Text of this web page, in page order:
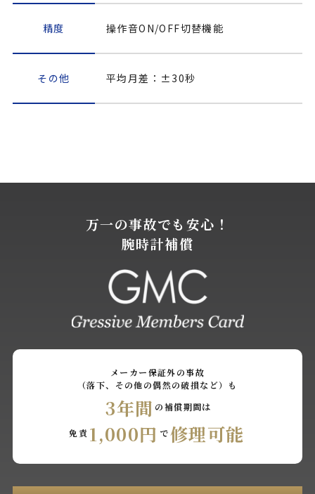
精度 操作音ON/OFF切替機能
その他 平均月差：±30秒
万一の事故でも安心！
腕時計補償
メーカー保証外の事故
（落下、その他の偶然の破損など）も
3年間 の補償期間は
免責 1,000円 で修理可能